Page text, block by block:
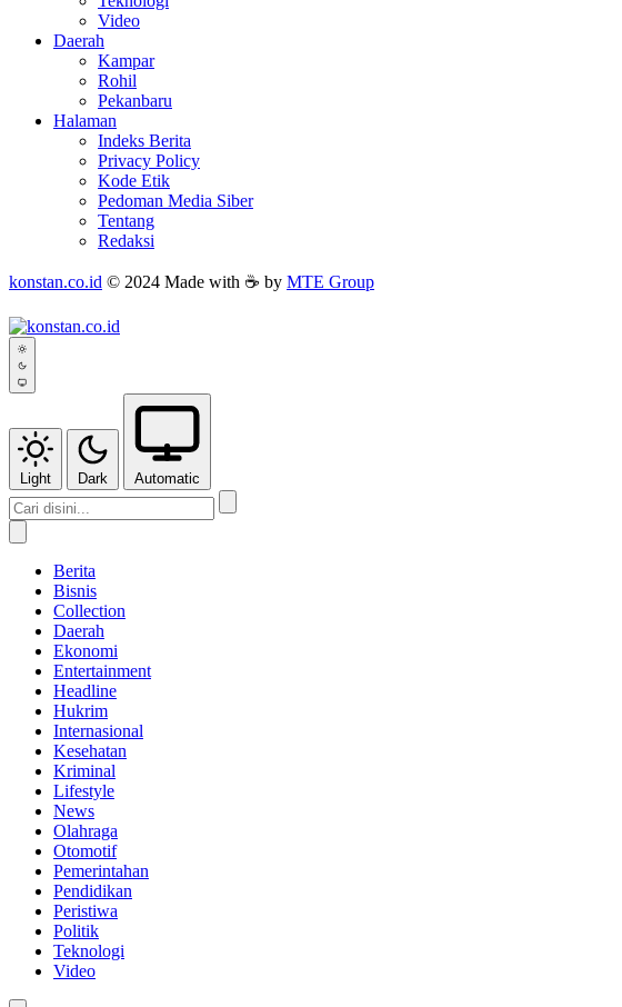
Video
Daerah
Kampar
Rohil
Pekanbaru
Halaman
Indeks Berita
Privacy Policy
Kode Etik
Pedoman Media Siber
Tentang
Redaksi
konstan.co.id © 2024 Made with ☕ by MTE Group
Light Dark Automatic
Berita
Bisnis
Collection
Daerah
Ekonomi
Entertainment
Headline
Hukrim
Internasional
Kesehatan
Kriminal
Lifestyle
News
Olahraga
Otomotif
Pemerintahan
Pendidikan
Peristiwa
Politik
Teknologi
Video